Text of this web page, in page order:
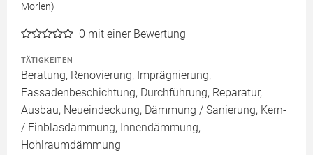
Mörlen)
0 mit einer Bewertung
TÄTIGKEITEN
Beratung, Renovierung, Imprägnierung,
Fassadenbeschichtung, Durchführung, Reparatur,
Ausbau, Neueindeckung, Dämmung / Sanierung, Kern-
/ Einblasdämmung, Innendämmung,
Hohlraumdämmung